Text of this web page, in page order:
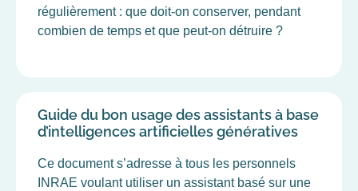
régulièrement : que doit-on conserver, pendant
combien de temps et que peut-on détruire ?
Guide du bon usage des assistants à base
d’intelligences artificielles génératives
Ce document s’adresse à tous les personnels
INRAE voulant utiliser un assistant basé sur une